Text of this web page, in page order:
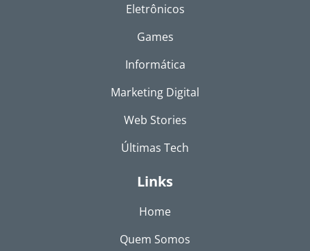
Eletrônicos
Games
Informática
Marketing Digital
Web Stories
Últimas Tech
Links
Home
Quem Somos